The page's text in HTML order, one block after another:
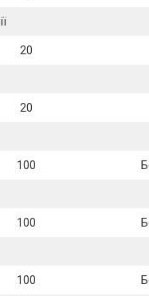
20
20
100
100
100